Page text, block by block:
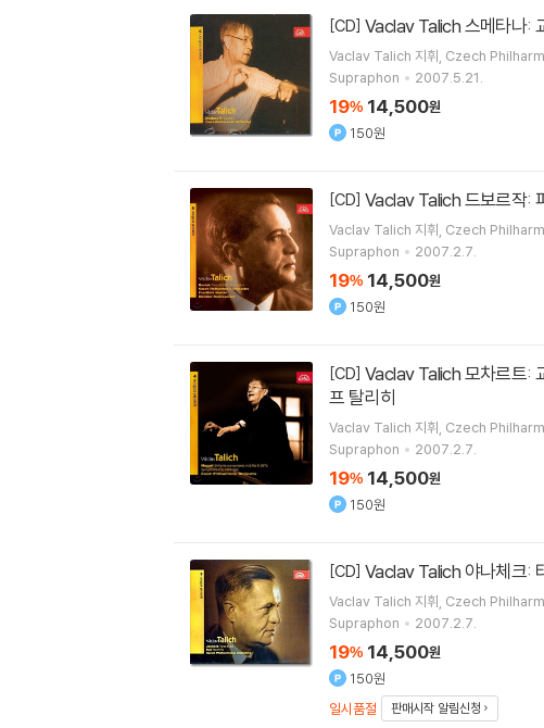
[CD] Vaclav Talich 스메타나:
Vaclav Talich 지휘 Czech
Supraphon
2007.5.21.
19% 14,500원
150원
[CD] Vaclav Talich 드보르작:
Vaclav Talich 지휘 Czech
Supraphon
2007.2.7.
19% 14,500원
150원
[CD]
프 탈리히
Vaclav Talich 지휘 Czech
Supraphon
2007.2.7.
19% 14,500원
150원
[CD] Vaclav Talich 야나체크:
Vaclav Talich 지휘 Czech
Supraphon
2007.2.7.
19% 14,500원
150원
일시품절
판매시작 알림신청